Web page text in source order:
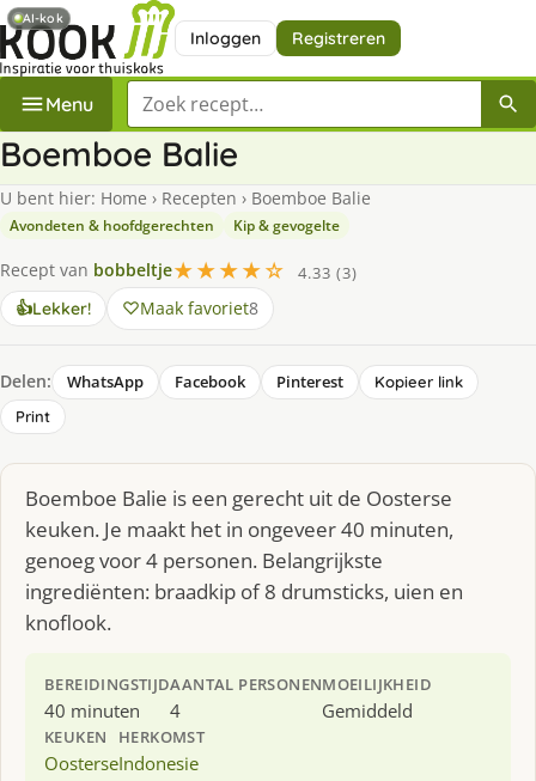
Inloggen Registreren
Menu Zoek een recept
Boemboe Balie
U bent hier: Home › Recepten › Boemboe Balie
Avondeten & hoofdgerechten Kip & gevogelte
Recept van bobbeltje★★★★☆
4.33 (3)
👍Lekker! Maak favoriet8
Delen: WhatsApp Facebook Pinterest
Kopieer link
Print
Boemboe Balie is een gerecht uit de Oosterse
keuken. Je maakt het in ongeveer 40 minuten,
genoeg voor 4 personen. Belangrijkste
ingrediënten: braadkip of 8 drumsticks, uien en
knoflook.
BEREIDINGSTIJD
40 minuten
AANTAL PERSONEN
4
MOEILIJKHEID
Gemiddeld
KEUKEN
Oosterse
HERKOMST
Indonesie
AI-kok